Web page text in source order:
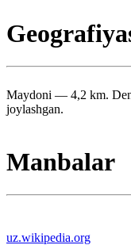
Maydoni — 4,2 km.
joylashgan.
Manbalar
uz.wikipedia.org